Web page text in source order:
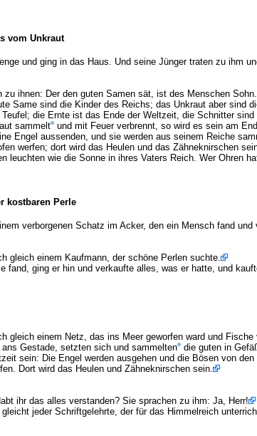
vom Unkraut
und ging in das Haus. Und seine Jünger traten zu ihm
zu ihnen: Der den guten Samen sät, ist des Menschen Sohn.
Same sind die Kinder des Reichs; das Unkraut aber sind
die Ernte ist das Ende der Weltzeit, die Schnitter sind
sammelt und mit Feuer verbrennt, so wird es sein am
Engel aussenden, und sie werden aus seinem Reiche
werfen; dort wird das Heulen und das Zähneknirschen
leuchten wie die Sonne in ihres Vaters Reich. Wer Ohren
kostbaren Perle
verborgenen Schatz im Acker, den ein Mensch fand
gleich einem Kaufmann, der schöne Perlen suchte.
fand, ging er hin und verkaufte alles, was er hatte, und
gleich einem Netz, das ins Meer geworfen ward und
Gestade, setzten sich und sammelten die guten in
sein: Die Engel werden ausgehen und die Bösen von
Dort wird das Heulen und Zähneknirschen sein.
ihr das alles verstanden? Sie sprachen zu ihm: Ja, Herr!
jeder Schriftgelehrte, der für das Himmelreich